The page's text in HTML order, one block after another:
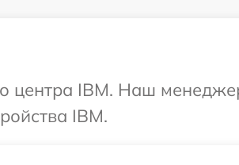
центра IBM. Наш
IBM.